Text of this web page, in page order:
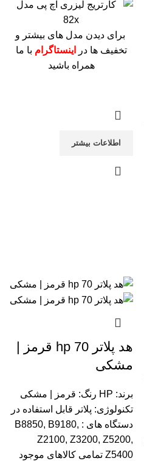
برای دیدن مدل های بیشتر و
تخفیف ها در
اینستاگرام با ما
همراه باشید
اطلاعات بیشتر
هد پلاتر 70 hp قرمز |
مشکی
برند: HP
رنگ: قرمز | مشکی
تکنولوژی: پلاتر قابل استفاده در
دستگاه های : B8850, B9180,
Z2100, Z3200, Z5200,
Z5400 تمامی کالاهای موجود